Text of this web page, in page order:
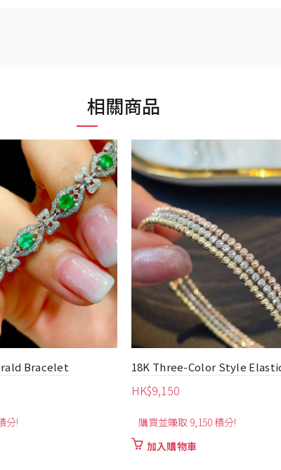
相關商品
Elastic Bangle
!
4.35ct Oval-Shaped
Bracelet
購買並賺取 25,600 積分!